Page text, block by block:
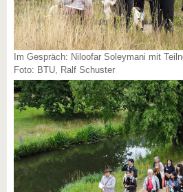
Im Gespräch: Niloofar Soleymani mit
Foto: BTU, Ralf Schuster